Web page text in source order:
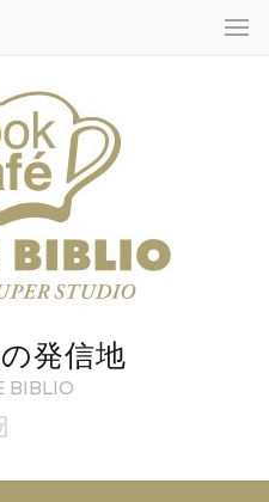
発信地
BIBLIO